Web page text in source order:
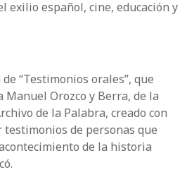
exilio español, cine, educación y
“Testimonios orales”, que
Orozco y Berra, de la
de la Palabra, creado con
de personas que
de la historia